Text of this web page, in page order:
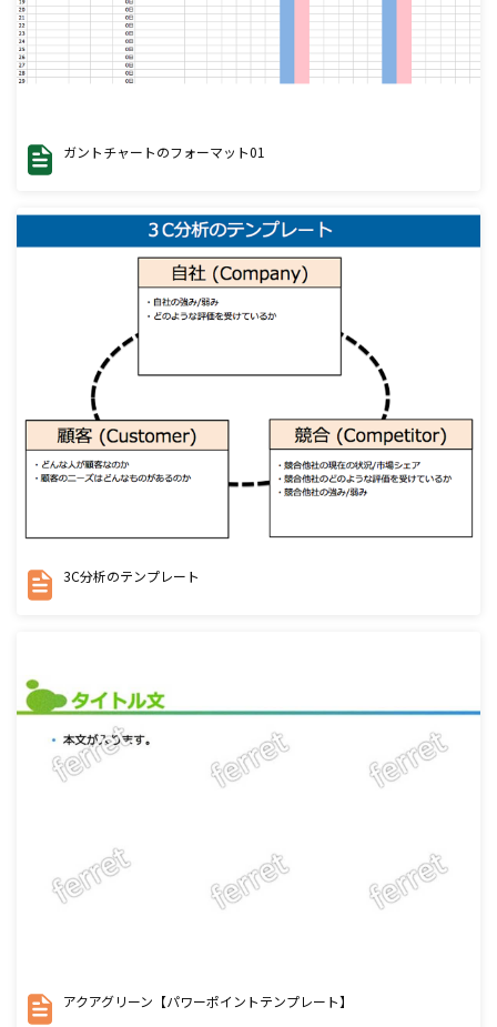
ガントチャートのフォーマット01
3C分析のテンプレート
アクアグリーン【パワーポイントテンプレート】